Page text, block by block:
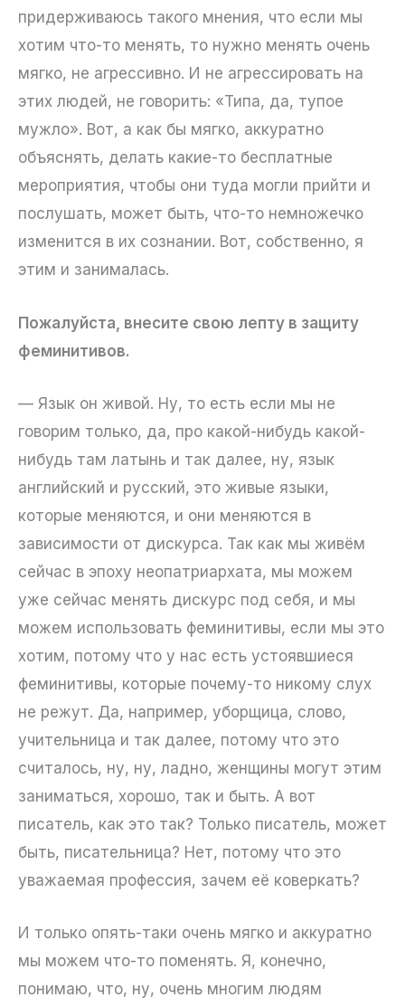
придерживаюсь такого мнения, что если мы
хотим что-то менять, то нужно менять очень
мягко, не агрессивно. И не агрессировать на
этих людей, не говорить: «Типа, да, тупое
мужло». Вот, а как бы мягко, аккуратно
объяснять, делать какие-то бесплатные
мероприятия, чтобы они туда могли прийти и
послушать, может быть, что-то немножечко
изменится в их сознании. Вот, собственно, я
этим и занималась.
Пожалуйста, внесите свою лепту в защиту
феминитивов.
— Язык он живой. Ну, то есть если мы не
говорим только, да, про какой-нибудь какой-
нибудь там латынь и так далее, ну, язык
английский и русский, это живые языки,
которые меняются, и они меняются в
зависимости от дискурса. Так как мы живём
сейчас в эпоху неопатриархата, мы можем
уже сейчас менять дискурс под себя, и мы
можем использовать феминитивы, если мы это
хотим, потому что у нас есть устоявшиеся
феминитивы, которые почему-то никому слух
не режут. Да, например, уборщица, слово,
учительница и так далее, потому что это
считалось, ну, ну, ладно, женщины могут этим
заниматься, хорошо, так и быть. А вот
писатель, как это так? Только писатель, может
быть, писательница? Нет, потому что это
уважаемая профессия, зачем её коверкать?
И только опять-таки очень мягко и аккуратно
мы можем что-то поменять. Я, конечно,
понимаю, что, ну, очень многим людям